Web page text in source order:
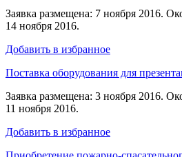
Заявка размещена: 7 ноября 2016.
14 ноября 2016.
Добавить в избранное
Поставка оборудования для
Заявка размещена: 3 ноября 2016.
11 ноября 2016.
Добавить в избранное